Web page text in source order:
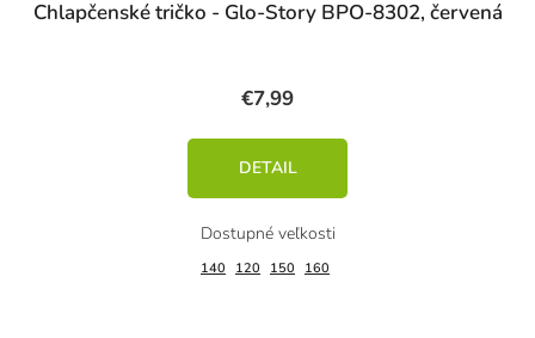
Chlapčenské tričko - Glo-Story BPO-8302, červená
€7,99
DETAIL
140 120 150 160